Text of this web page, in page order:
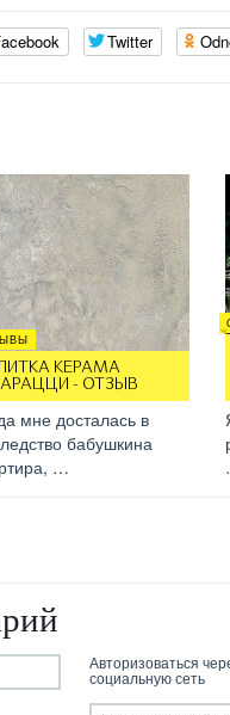
Twitter
КЕРАМА
- ОТЗЫВ
мне досталась в
бабушкина
…
Авторизоваться
социальную сеть